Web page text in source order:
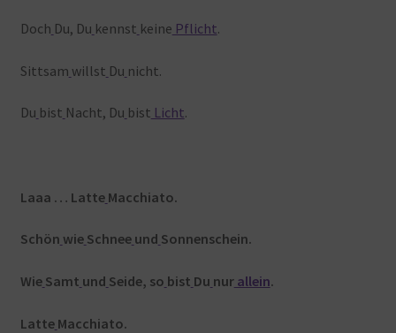
Doch Du, Du kennst keine Pflicht.
Sittsam willst Du nicht.
Du bist Nacht, Du bist Licht.
Laaa … Latte Macchiato.
Schön wie Schnee und Sonnenschein.
Wie Samt und Seide, so bist Du nurallein.
Latte Macchiato.